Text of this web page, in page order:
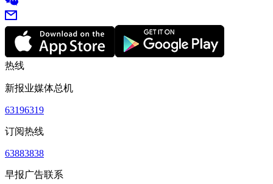
热线
新报业媒体总机
63196319
订阅热线
63883838
早报广告联系